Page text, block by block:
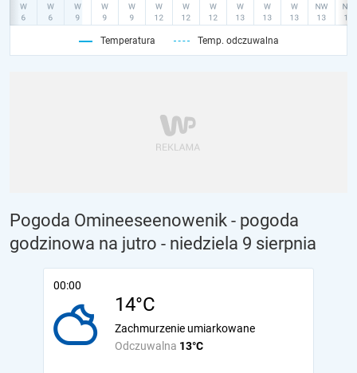
Temperatura Temp. odczuwalna
Pogoda Omineeseenowenik - pogoda
godzinowa na jutro - niedziela 9 sierpnia
00:00
14°C
Odczuwalna 13°C
Zachmurzenie umiarkowane